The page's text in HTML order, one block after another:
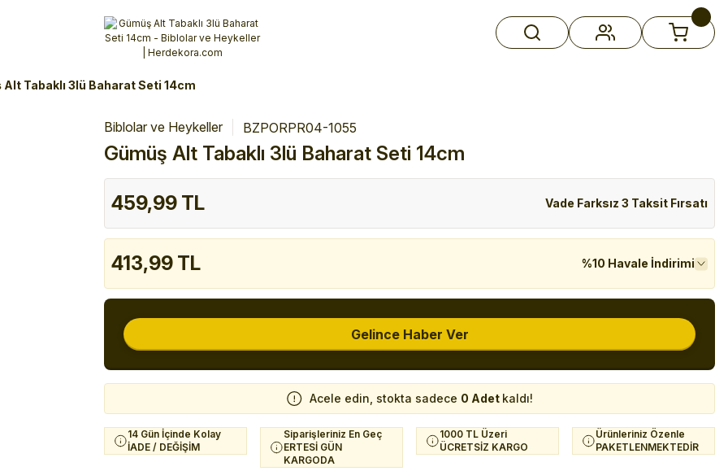
Alışverişlerinizde 3 Taksit Fırsatı!İlk siparişinizi verin!
%10 Havale İndirimi Şimdi Alışveriş yap!
Alt Tabaklı 3lü Baharat Seti 14cm
Biblolar ve Heykeller BZPORPR04-1055
Gümüş Alt Tabaklı 3lü Baharat Seti 14cm
459,99 TL Vade Farksız 3 Taksit Fırsatı
413,99 TL %10 Havale İndirimi
Gelince Haber Ver
Acele edin, stokta sadece 0 Adet kaldı!
14 Gün İçinde Kolay
İADE / DEĞİŞİM
Siparişleriniz En Geç
ERTESİ GÜN
KARGODA
1000 TL Üzeri
ÜCRETSİZ KARGO
Ürünleriniz Özenle
PAKETLENMEKTEDİR